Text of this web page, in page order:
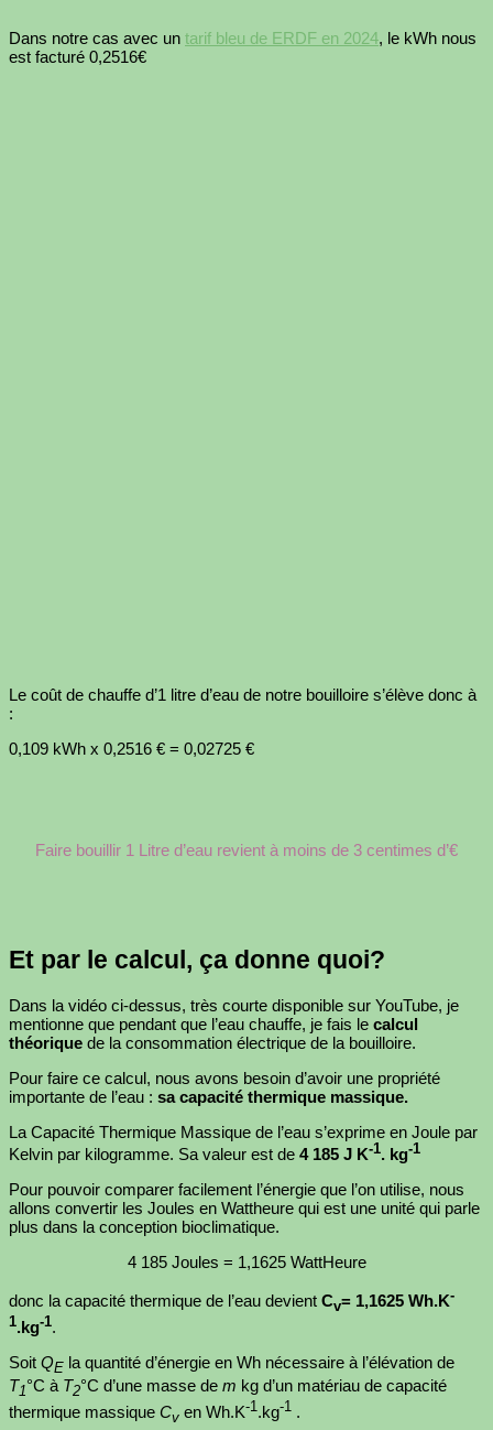
Dans notre cas avec un tarif bleu de ERDF en 2024, le kWh nous
est facturé 0,2516€
Le coût de chauffe d’1 litre d’eau de notre bouilloire s’élève donc à
:
0,109 kWh x 0,2516 € = 0,02725 €
Faire bouillir 1 Litre d’eau revient à moins de 3 centimes d’€
Et par le calcul, ça donne quoi?
Dans la vidéo ci-dessus, très courte disponible sur YouTube, je
mentionne que pendant que l’eau chauffe, je fais le calcul
théorique de la consommation électrique de la bouilloire.
Pour faire ce calcul, nous avons besoin d’avoir une propriété
importante de l’eau : sa capacité thermique massique.
La Capacité Thermique Massique de l’eau s’exprime en Joule par
Kelvin par kilogramme. Sa valeur est de 4 185 J K-1. kg-1
Pour pouvoir comparer facilement l’énergie que l’on utilise, nous
allons convertir les Joules en Wattheure qui est une unité qui parle
plus dans la conception bioclimatique.
4 185 Joules = 1,1625 WattHeure
donc la capacité thermique de l’eau devient Cv= 1,1625 Wh.K-
1.kg-1.
Soit QE la quantité d’énergie en Wh nécessaire à l’élévation de
T1°C à T2°C d’une masse de m kg d’un matériau de capacité
thermique massique Cv en Wh.K-1.kg-1 .